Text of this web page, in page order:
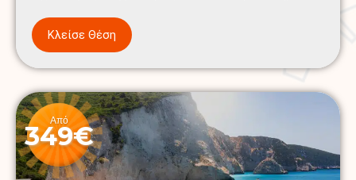
Κλείσε Θέση
Από
349€